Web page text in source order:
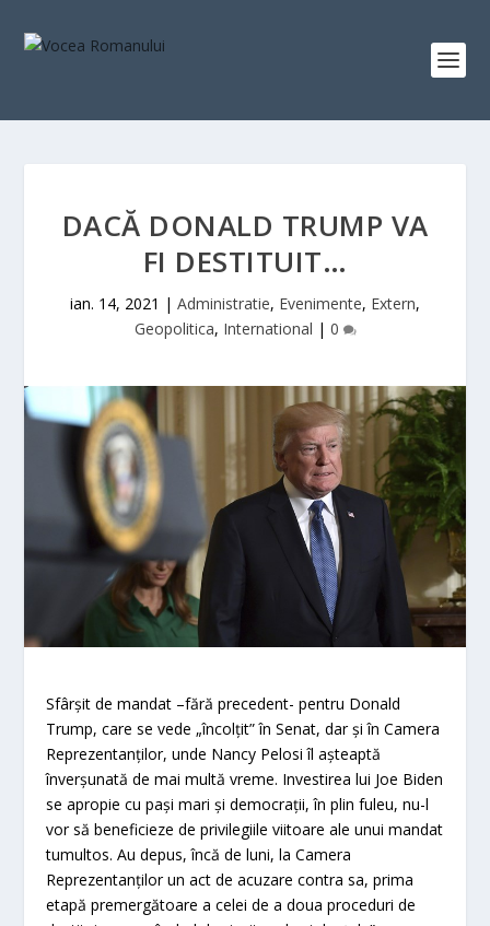
DACĂ DONALD TRUMP VA
FI DESTITUIT…
ian. 14, 2021 | Administratie, Evenimente, Extern,
Geopolitica, International | 0
Sfârşit de mandat –fără precedent- pentru Donald
Trump, care se vede „încolţit” în Senat, dar şi în Camera
Reprezentanţilor, unde Nancy Pelosi îl aşteaptă
înverşunată de mai multă vreme. Investirea lui Joe Biden
se apropie cu paşi mari şi democraţii, în plin fuleu, nu-l
vor să beneficieze de privilegiile viitoare ale unui mandat
tumultos. Au depus, încă de luni, la Camera
Reprezentanţilor un act de acuzare contra sa, prima
etapă premergătoare a celei de a doua proceduri de